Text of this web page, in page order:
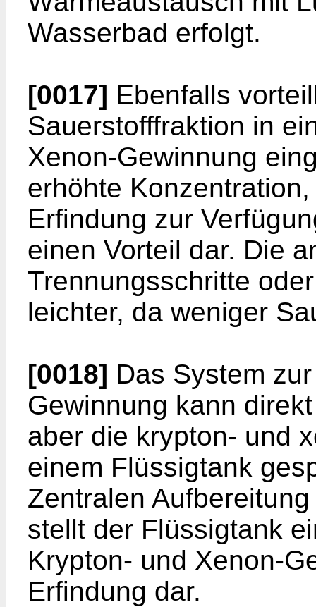
Wasserbad erfolgt.
[0017] Ebenfalls
Sauerstofffraktion in
Xenon-Gewinnung
erhöhte
Erfindung zur
einen Vorteil dar. Die
Trennungsschritte
leichter, da weniger
[0018] Das System
Gewinnung kann
aber die krypton- und
einem Flüssigtank
Zentralen
stellt der Flüssigtank
Krypton- und Xenon-
Erfindung dar.